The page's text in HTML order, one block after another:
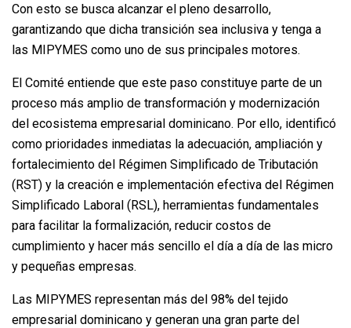
Con esto se busca alcanzar el pleno desarrollo,
garantizando que dicha transición sea inclusiva y tenga a
las MIPYMES como uno de sus principales motores.
El Comité entiende que este paso constituye parte de un
proceso más amplio de transformación y modernización
del ecosistema empresarial dominicano. Por ello, identificó
como prioridades inmediatas la adecuación, ampliación y
fortalecimiento del Régimen Simplificado de Tributación
(RST) y la creación e implementación efectiva del Régimen
Simplificado Laboral (RSL), herramientas fundamentales
para facilitar la formalización, reducir costos de
cumplimiento y hacer más sencillo el día a día de las micro
y pequeñas empresas.
Las MIPYMES representan más del 98% del tejido
empresarial dominicano y generan una gran parte del